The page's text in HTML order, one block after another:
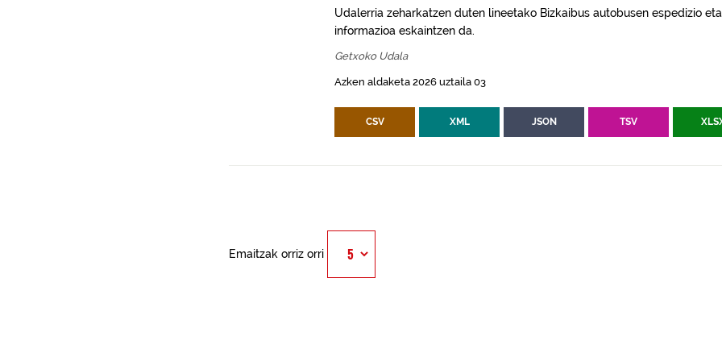
Udalerria zeharkatzen duten lineetako Bizkaibus autobusen espedizio
informazioa eskaintzen da.
Getxoko Udala
Azken aldaketa 2026 uztaila 03
CSV XML JSON TSV
Emaitzak orriz orri